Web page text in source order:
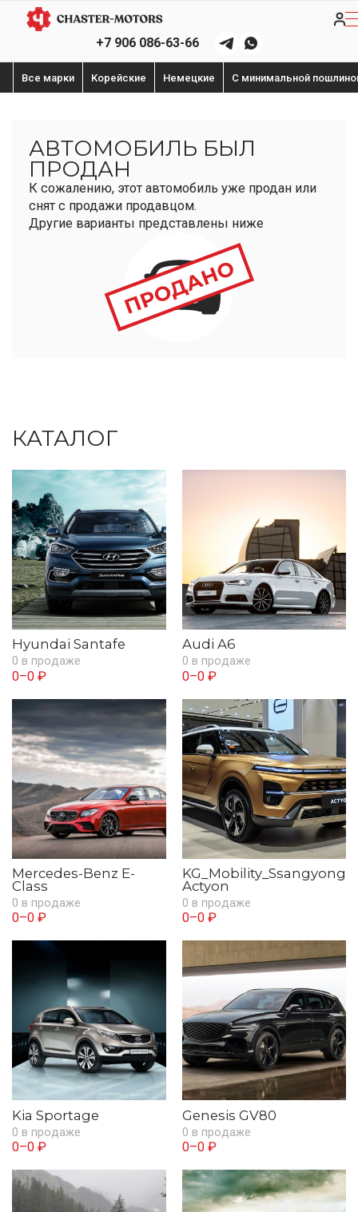
+7 906 086-63-66
Все марки Корейские Немецкие С минимальной
АВТОМОБИЛЬ БЫЛ
ПРОДАН
К сожалению, этот автомобиль уже продан или
снят с продажи продавцом.
Другие варианты представлены ниже
КАТАЛОГ
Hyundai Santafe
0 в продаже
0–0 ₽
Audi A6
0 в продаже
0–0 ₽
Mercedes-Benz E-
Class
0 в продаже
0–0 ₽
KG_Mobility_Ssangyong
Actyon
0 в продаже
0–0 ₽
Kia Sportage
0 в продаже
0–0 ₽
Genesis GV80
0 в продаже
0–0 ₽